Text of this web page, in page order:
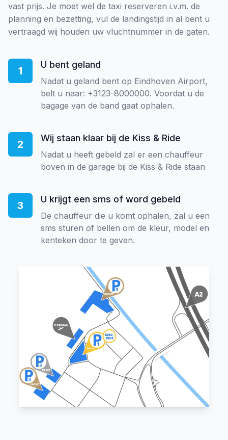
vast prijs. Je moet wel de taxi reserveren i.v.m. de
planning en bezetting, vul de landingstijd in al bent u
vertraagd wij houden uw vluchtnummer in de gaten.
1
U bent geland
Nadat u geland bent op Eindhoven Airport,
belt u naar: +3123-8000000. Voordat u de
bagage van de band gaat ophalen.
2
Wij staan klaar bij de Kiss & Ride
Nadat u heeft gebeld zal er een chauffeur
boven in de garage bij de Kiss & Ride staan
3
U krijgt een sms of word gebeld
De chauffeur die u komt ophalen, zal u een
sms sturen of bellen om de kleur, model en
kenteken door te geven.